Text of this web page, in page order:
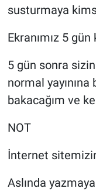
susturmaya
Ekranımız 5
5 gün sonra
normal yayınına
bakacağım ve
NOT
İnternet
Aslında